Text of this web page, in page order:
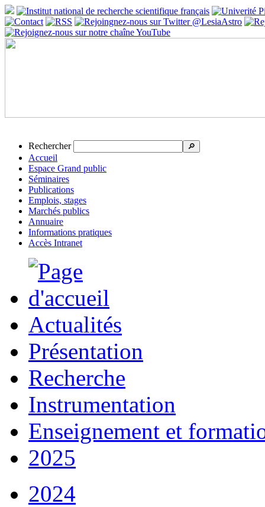
Rechercher 🔎
Accueil
Espace Grand public
Séminaires
Publications
Emplois, stages
Marchés publics
Annuaire
Informations pratiques
Accès Intranet
Actualités
Présentation
Recherche
Instrumentation
Enseignement et
2025
2024